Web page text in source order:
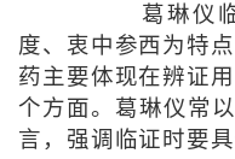
葛琳仪临
度、衷中参西为特
药主要体现在辨证
个方面。葛琳仪常
言，强调临证时要